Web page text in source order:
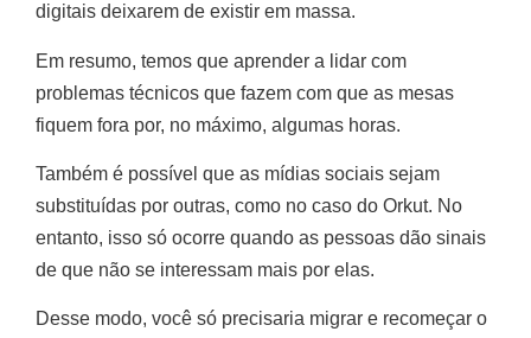
digitais deixarem de existir em massa.
Em resumo, temos que aprender a lidar com
problemas técnicos que fazem com que as mesas
fiquem fora por, no máximo, algumas horas.
Também é possível que as mídias sociais sejam
substituídas por outras, como no caso do Orkut. No
entanto, isso só ocorre quando as pessoas dão sinais
de que não se interessam mais por elas.
Desse modo, você só precisaria migrar e recomeçar o